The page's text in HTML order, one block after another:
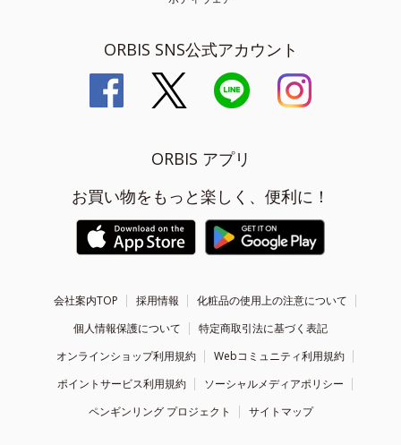
ORBIS SNS公式アカウント
ORBIS アプリ
お買い物をもっと楽しく、便利に！
会社案内TOP 採用情報
化粧品の使用上の注意について
個人情報保護について
特定商取引法に基づく表記
オンラインショップ利用規約
Webコミュニティ利用規約
ポイントサービス利用規約
ソーシャルメディアポリシー
ペンギンリング プロジェクト
サイトマップ